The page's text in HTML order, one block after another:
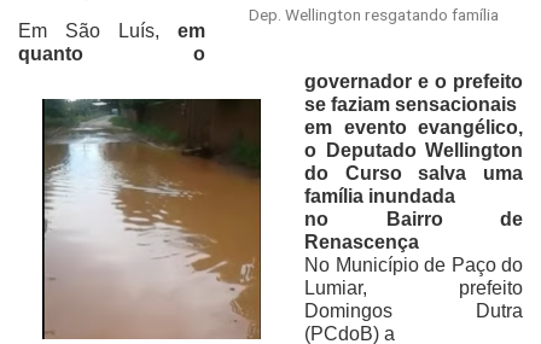
Dep. Wellington resgatando família
Em São Luís, em
quanto o
governador e o prefeito
se faziam sensacionais
em evento evangélico,
o Deputado Wellington
do Curso salva uma
família inundada
no Bairro de
Renascença
No Município de Paço do
Lumiar, prefeito
Domingos Dutra
(PCdoB) a